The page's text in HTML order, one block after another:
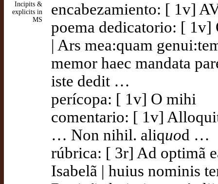
Incipits &
explicits in
MS
encabezamiento: [ 1v]
poema dedicatorio: [ 1v]
| Ars mea:quam
memor haec mandata
iste dedit …
perícopa: [ 1v] O mihi
comentario: [ 1v]
… Non nihil. aliquod …
rúbrica: [ 3r] Ad optimã
Isabelã | huius nominis